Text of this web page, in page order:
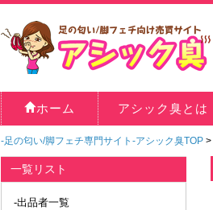
ホーム アシック臭とは
-足の匂い/脚フェチ専門サイト-アシック臭TOP >
一覧リスト
-出品者一覧